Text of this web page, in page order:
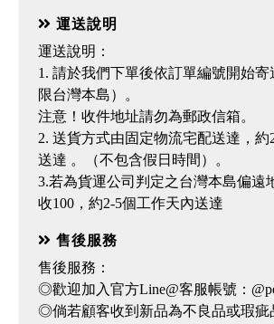
運送說明
運送說明：
1. 請於我們下單後依訂單編號開始寄
限台灣本島）。
注意！收件地址請勿為郵政信箱。
2. 送貨方式由固定物流宅配送達，約
送達 。（不包含假日時間）。
3.若為貨運公司判定之台灣本島偏遠
收100，約2-5個工作天內送達
售後服務
售後服務：
◎歡迎加入官方Line@客服帳號：
◎倘若顧客收到新品為不良品或瑕疵